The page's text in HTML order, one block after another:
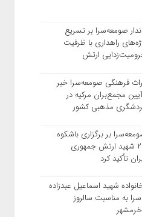
صومعه‌سرا بر تسریع
راهداری با ظرفیت
ارتش
فرهنگی صومعه‌سرا خبر
مجمع‌بران مرکیه در
مذهبی کشور
بر برگزاری باشکوه
یادواره ۲۰۲ شهید ارتش جمهوری
تأکید کرد
شهید اسماعیل عبدزاده
به مناسبت سالروز